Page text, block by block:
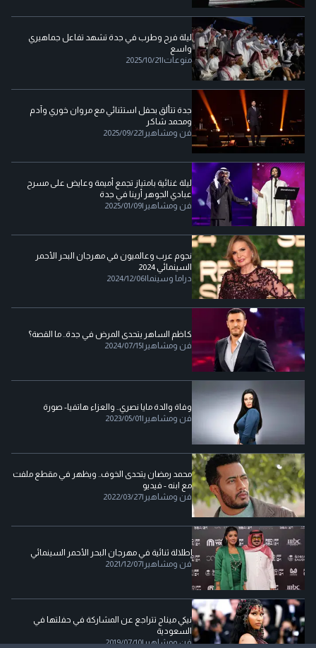
ليلة فرح وطرب في جدة تشهد تفاعل جماهيري
واسع
منوعات|
2025/10/21
جدة تتألق بحفل استثنائي مع مروان خوري وآدم
ومحمد شاكر
فن ومشاهير |
2025/09/22
ليلة غنائية بامتياز تجمع أميمة وعايض على مسرح
عبادي الجوهر أرينا في جدة
فن ومشاهير |
2025/01/09
نجوم عرب وعالميون في مهرجان البحر الأحمر
السينمائي 2024
دراما وسينما |
2024/12/06
كاظم الساهر يتحدى المرض في جدة.. ما القصة؟
فن ومشاهير |
2024/07/15
وفاة والدة مايا نصري.. والعزاء هاتفيا- صورة
فن ومشاهير |
2023/05/01
محمد رمضان يتحدى الخوف.. ويظهر في مقطع ملفت
مع ابنه - فيديو
فن ومشاهير |
2022/03/27
إطلالة ثنائية في مهرجان البحر الأحمر السينمائي
فن ومشاهير |
2021/12/07
نيكي ميناج تتراجع عن المشاركة في حفلتها في
السعودية
فن ومشاهير|
2019/07/10